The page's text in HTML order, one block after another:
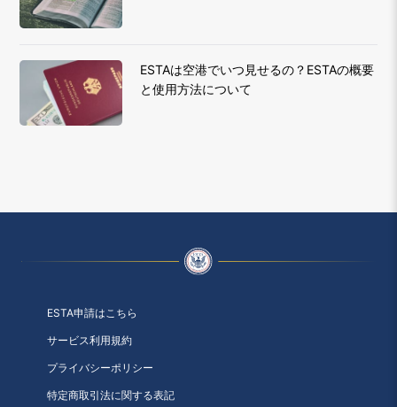
ESTAは空港でいつ見せるの？ESTAの概要
と使用方法について
ESTA申請はこちら
サービス利用規約
プライバシーポリシー
特定商取引法に関する表記